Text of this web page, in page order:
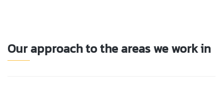
Our approach to the areas we work in